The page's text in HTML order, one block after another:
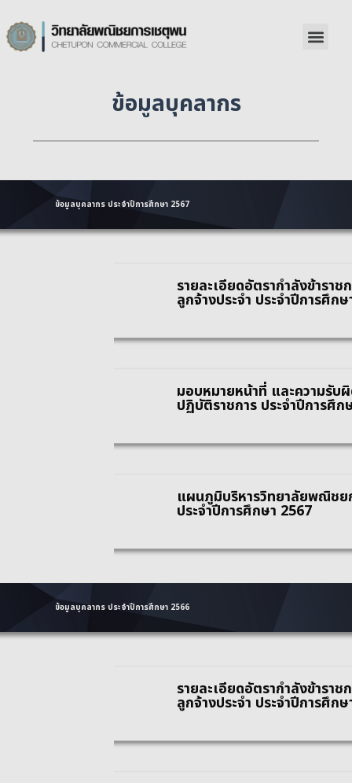
ข้อมูลบุคลากร
ข้อมูลบุคลากร ประจำปีการศึกษา 2567
รายละเอียดอัตรากำลังข้าราช
ลูกจ้างประจำ ประจำปีการศึก
มอบหมายหน้าที่ และความรับ
ปฏิบัติราชการ ประจำปีการศึก
แผนภูมิบริหารวิทยาลัยพณิชย
ประจำปีการศึกษา 2567
ข้อมูลบุคลากร ประจำปีการศึกษา 2566
รายละเอียดอัตรากำลังข้าราช
ลูกจ้างประจำ ประจำปีการศึก